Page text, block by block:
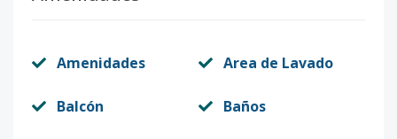
Amenidades Area de Lavado
Balcón Baños